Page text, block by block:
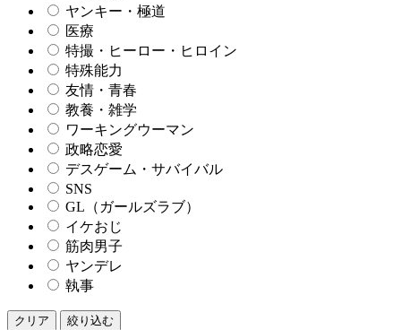
ヤンキー・極道
医療
特撮・ヒーロー・ヒロイン
特殊能力
友情・青春
教養・雑学
ワーキングウーマン
政略恋愛
デスゲーム・サバイバル
SNS
GL（ガールズラブ）
イケおじ
筋肉男子
ヤンデレ
執事
クリア 絞り込む